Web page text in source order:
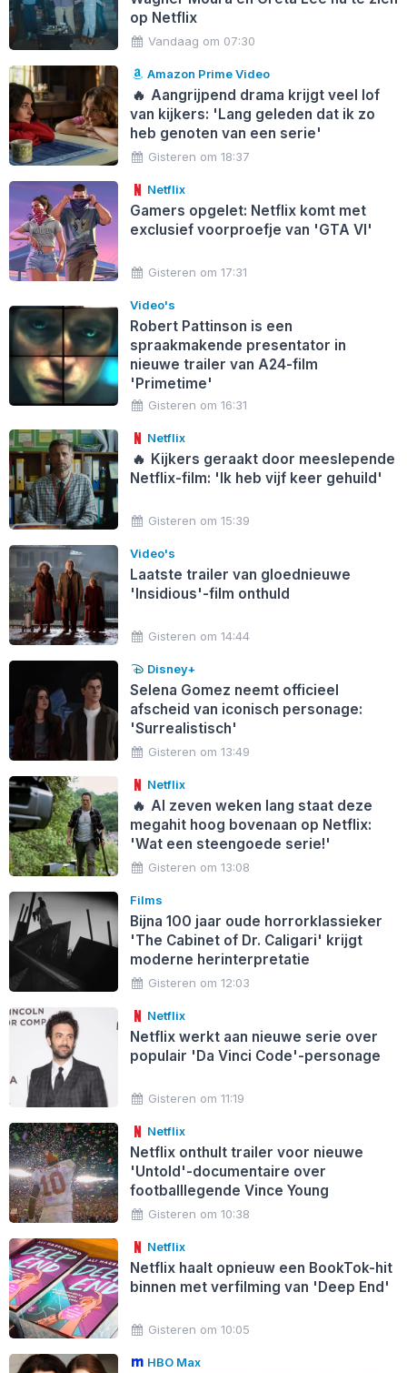
op Netflix
Vandaag om 07:30
Amazon Prime Video
🔥 Aangrijpend drama krijgt veel lof
van kijkers: 'Lang geleden dat ik zo
heb genoten van een serie'
Gisteren om 18:37
Netflix
Gamers opgelet: Netflix komt met
exclusief voorproefje van 'GTA VI'
Gisteren om 17:31
Video's
Robert Pattinson is een
spraakmakende presentator in
nieuwe trailer van A24-film
'Primetime'
Gisteren om 16:31
Netflix
🔥 Kijkers geraakt door meeslepende
Netflix-film: 'Ik heb vijf keer gehuild'
Gisteren om 15:39
Video's
Laatste trailer van gloednieuwe
'Insidious'-film onthuld
Gisteren om 14:44
Disney+
Selena Gomez neemt officieel
afscheid van iconisch personage:
'Surrealistisch'
Gisteren om 13:49
Netflix
🔥 Al zeven weken lang staat deze
megahit hoog bovenaan op Netflix:
'Wat een steengoede serie!'
Gisteren om 13:08
Films
Bijna 100 jaar oude horrorklassieker
'The Cabinet of Dr. Caligari' krijgt
moderne herinterpretatie
Gisteren om 12:03
Netflix
Netflix werkt aan nieuwe serie over
populair 'Da Vinci Code'-personage
Gisteren om 11:19
Netflix
Netflix onthult trailer voor nieuwe
'Untold'-documentaire over
footballlegende Vince Young
Gisteren om 10:38
Netflix
Netflix haalt opnieuw een BookTok-hit
binnen met verfilming van 'Deep End'
Gisteren om 10:05
HBO Max